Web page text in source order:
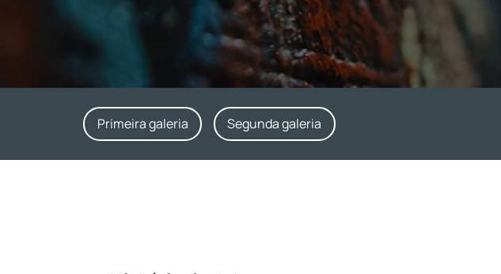
Primeira galeria Segunda galeria